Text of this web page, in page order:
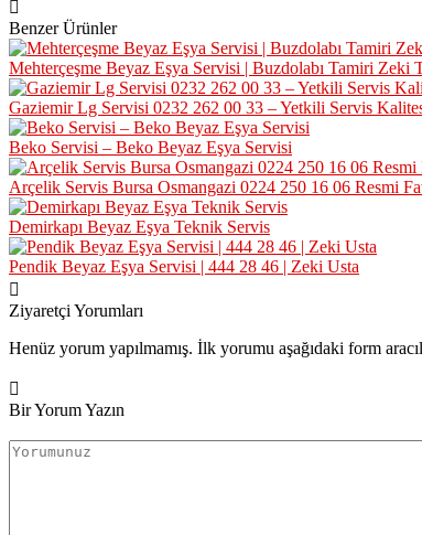
Benzer Ürünler
Mehterçeşme Beyaz Eşya Servisi | Buzdolabı Tamiri Zeki
Gaziemir Lg Servisi 0232 262 00 33 – Yetkili Servis
Beko Servisi – Beko Beyaz Eşya Servisi
Arçelik Servis Bursa Osmangazi 0224 250 16 06 Resmi
Demirkapı Beyaz Eşya Teknik Servis
Pendik Beyaz Eşya Servisi | 444 28 46 | Zeki Usta
Ziyaretçi Yorumları
Henüz yorum yapılmamış. İlk yorumu aşağıdaki form
Bir Yorum Yazın